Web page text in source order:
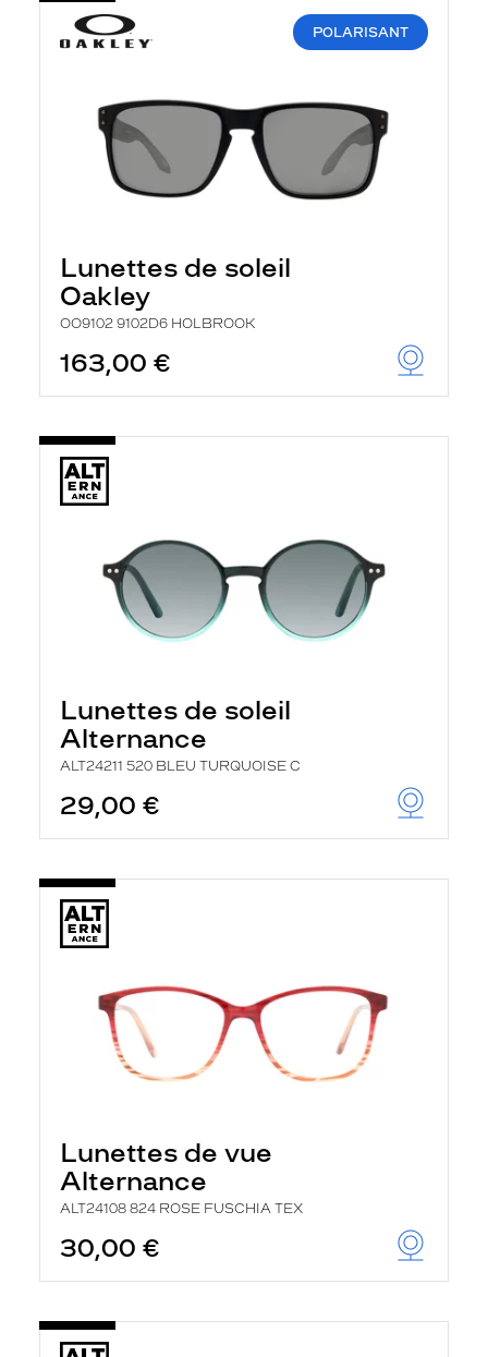
POLARISANT
Lunettes de soleil
Oakley
OO9102 9102D6 HOLBROOK
163,00 €
Lunettes de soleil
Alternance
ALT24211 520 BLEU TURQUOISE C
29,00 €
Lunettes de vue
Alternance
ALT24108 824 ROSE FUSCHIA TEX
30,00 €